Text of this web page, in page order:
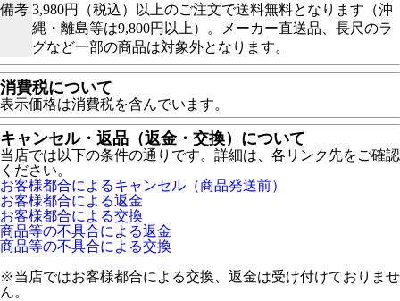
備考 3,980円（税込）以上のご注文で送料無料となります（沖
縄・離島等は9,800円以上）。メーカー直送品、長尺のラ
グなど一部の商品は対象外となります。
消費税について
表示価格は消費税を含んでいます。
キャンセル・返品（返金・交換）について
当店では以下の条件の通りです。詳細は、各リンク先をご確認
ください。
お客様都合によるキャンセル（商品発送前）
お客様都合による返金
お客様都合による交換
商品等の不具合による返金
商品等の不具合による交換
※当店ではお客様都合による交換、返金は受け付けておりませ
ん。